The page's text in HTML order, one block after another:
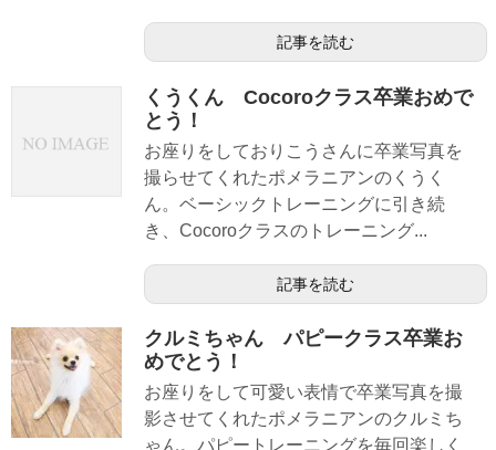
記事を読む
くうくん Cocoroクラス卒業おめで
とう！
お座りをしておりこうさんに卒業写真を
撮らせてくれたポメラニアンのくうく
ん。ベーシックトレーニングに引き続
き、Cocoroクラスのトレーニング...
記事を読む
クルミちゃん パピークラス卒業お
めでとう！
お座りをして可愛い表情で卒業写真を撮
影させてくれたポメラニアンのクルミち
ゃん。パピートレーニングを毎回楽しく